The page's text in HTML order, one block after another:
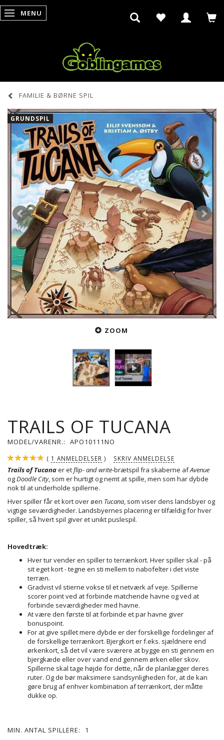
SKIFTE NAVIGATION
MENU
FAMILIE & BØRNE SPIL
GRUNDSPIL
ZOOM
TRAILS OF TUCANA
MODEL/VARENR.: APO10111NO
1 ANMELDELSER SKRIV ANMELDELSE
Trails of Tucanaer etflip- and write-brætspil fra skaberne afAvenue
ogDoodle City, som er hurtigt og nemt at spille, men som har dybde
nok til at underholde spillerne.
Hver spiller får et kort over øen Tucana, som viser dens landsbyer og
vigtige seværdigheder. Landsbyernes placering er tilfældig for hver
spiller, så hvert spil giver et unikt puslespil.
Hovedtræk:
Hver tur vender en spiller to terrænkort. Hver spiller skal - på
sit eget kort - tegne en sti mellem to nabofelter i det viste
terræn.
Gradvist vil stierne vokse til et netværk af veje. Spillerne
scorer point ved at forbinde matchende havne og ved at
forbinde seværdigheder med havne.
At være den første til at forbinde et par havne giver
bonuspoint.
For at give spillet mere dybde er der forskellige fordelinger af
de forskellige terrænkort. Bjergkort er f.eks. sjældnere end
ørkenkort, så det vil være sværere at bygge en sti gennem en
bjergkæde eller over vand end gennem ørken eller skov.
Spillerne skal tage højde for dette, når de planlægger deres
ruter. Og de bør maksimere sandsynligheden for, at de kan
gøre brug af enhver kombination af terrænkort, der måtte
dukke op.
MIN. ANTAL SPILLERE:
1